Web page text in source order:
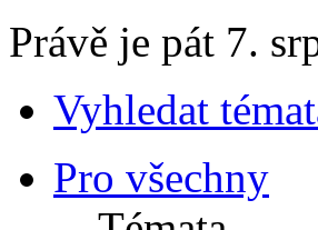
Právě je pát 7.
Vyhledat
Pro všechny